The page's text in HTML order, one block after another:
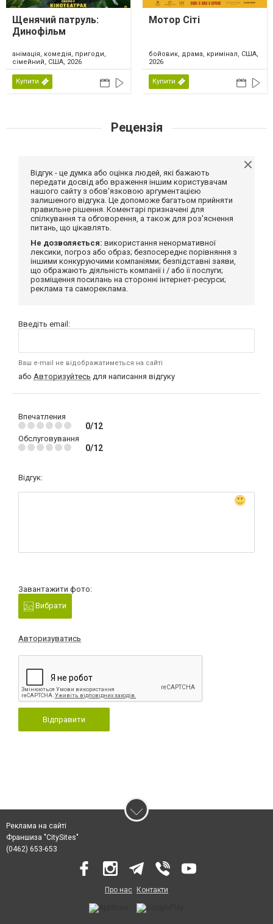
Щенячий патруль:
Динофільм
анімація, комедія, пригоди,
сімейний, США, 2026
Купити
Мотор Сіті
бойовик, драма, кримінал, США,
2026
Купити
Рецензія
Відгук - це думка або оцінка людей, які бажають
передати досвід або враження іншим користувачам
нашого сайту з обов'язковою аргументацією
залишеного відгука. Це допоможе багатьом прийняти
правильне рішення. Коментарі призначені для
спілкування та обговорення, а також для роз'яснення
питань, що цікавлять.
Не дозволяється: використання ненормативної
лексики, погроз або образ; безпосереднє порівняння з
іншими конкуруючими компаніями; безпідставні заяви,
що ображають діяльність компанії і / або її послуги;
розміщення посилань на сторонні інтернет-ресурси;
реклама та самореклама.
Введіть email:
Ваш e-mail не відображатиметься на сайті
або Авторизуйтесь для написання відгуку
Впечатления
0/12
Обслуговування
0/12
Відгук:
Завантажити фото:
Вибрати
Авторизуватись
Відправити
Реклама на сайті
Франшиза "CitySites"
(0462) 653-653
Про нас Контакти